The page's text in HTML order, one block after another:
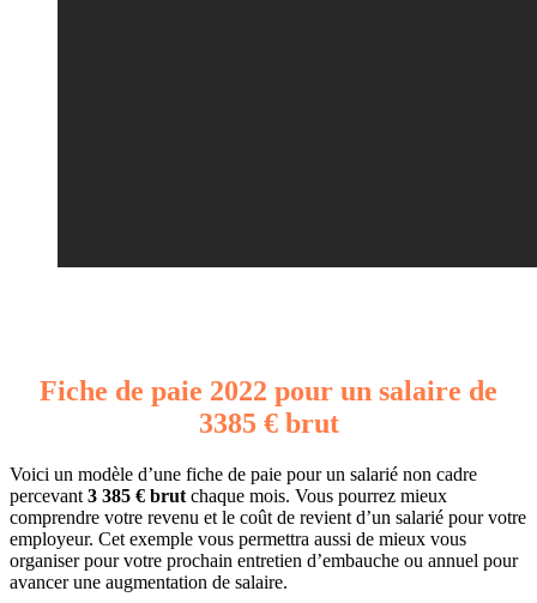
Fiche de paie 2022 pour un salaire de
3385 € brut
Voici un modèle d’une fiche de paie pour un salarié non cadre
percevant 3 385 € brut chaque mois. Vous pourrez mieux
comprendre votre revenu et le coût de revient d’un salarié pour votre
employeur. Cet exemple vous permettra aussi de mieux vous
organiser pour votre prochain entretien d’embauche ou annuel pour
avancer une augmentation de salaire.